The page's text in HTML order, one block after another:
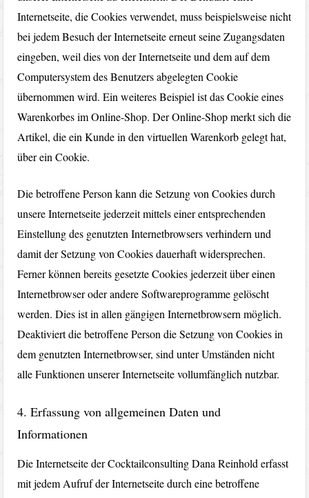
Internetseite, die Cookies verwendet, muss beispielsweise nicht
bei jedem Besuch der Internetseite erneut seine Zugangsdaten
eingeben, weil dies von der Internetseite und dem auf dem
Computersystem des Benutzers abgelegten Cookie
übernommen wird. Ein weiteres Beispiel ist das Cookie eines
Warenkorbes im Online-Shop. Der Online-Shop merkt sich die
Artikel, die ein Kunde in den virtuellen Warenkorb gelegt hat,
über ein Cookie.
Die betroffene Person kann die Setzung von Cookies durch
unsere Internetseite jederzeit mittels einer entsprechenden
Einstellung des genutzten Internetbrowsers verhindern und
damit der Setzung von Cookies dauerhaft widersprechen.
Ferner können bereits gesetzte Cookies jederzeit über einen
Internetbrowser oder andere Softwareprogramme gelöscht
werden. Dies ist in allen gängigen Internetbrowsern möglich.
Deaktiviert die betroffene Person die Setzung von Cookies in
dem genutzten Internetbrowser, sind unter Umständen nicht
alle Funktionen unserer Internetseite vollumfänglich nutzbar.
4. Erfassung von allgemeinen Daten und
Informationen
Die Internetseite der Cocktailconsulting Dana Reinhold erfasst
mit jedem Aufruf der Internetseite durch eine betroffene